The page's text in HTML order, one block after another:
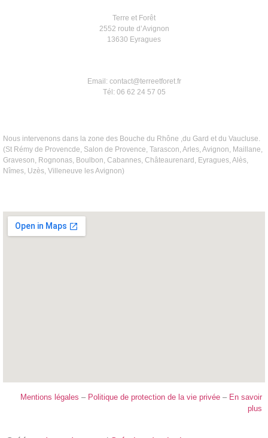
Terre et Forêt
2552 route d’Avignon
13630 Eyragues
Email: contact@terreetforet.fr
Tél: 06 62 24 57 05
Nous intervenons dans la zone des Bouche du Rhône ,du Gard et du Vaucluse.
(St Rémy de Provencde, Salon de Provence, Tarascon, Arles, Avignon, Maillane,
Graveson, Rognonas, Boulbon, Cabannes, Châteaurenard, Eyragues, Alès,
Nîmes, Uzès, Villeneuve les Avignon)
Mentions légales – Politique de protection de la vie privée – En savoir
plus